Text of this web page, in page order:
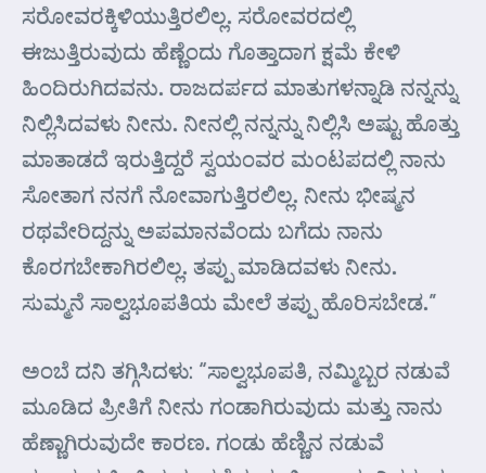
ಸರೋವರಕ್ಕಿಳಿಯುತ್ತಿರಲಿಲ್ಲ. ಸರೋವರದಲ್ಲಿ
ಈಜುತ್ತಿರುವುದು ಹೆಣ್ಣೆಂದು ಗೊತ್ತಾದಾಗ ಕ್ಷಮೆ ಕೇಳಿ
ಹಿಂದಿರುಗಿದವನು. ರಾಜದರ್ಪದ ಮಾತುಗಳನ್ನಾಡಿ ನನ್ನನ್ನು
ನಿಲ್ಲಿಸಿದವಳು ನೀನು. ನೀನಲ್ಲಿ ನನ್ನನ್ನು ನಿಲ್ಲಿಸಿ ಅಷ್ಟು ಹೊತ್ತು
ಮಾತಾಡದೆ ಇರುತ್ತಿದ್ದರೆ ಸ್ವಯಂವರ ಮಂಟಪದಲ್ಲಿ ನಾನು
ಸೋತಾಗ ನನಗೆ ನೋವಾಗುತ್ತಿರಲಿಲ್ಲ. ನೀನು ಭೀಷ್ಮನ
ರಥವೇರಿದ್ದನ್ನು ಅಪಮಾನವೆಂದು ಬಗೆದು ನಾನು
ಕೊರಗಬೇಕಾಗಿರಲಿಲ್ಲ. ತಪ್ಪು ಮಾಡಿದವಳು ನೀನು.
ಸುಮ್ಮನೆ ಸಾಲ್ವಭೂಪತಿಯ ಮೇಲೆ ತಪ್ಪು ಹೊರಿಸಬೇಡ.”
ಅಂಬೆ ದನಿ ತಗ್ಗಿಸಿದಳು: “ಸಾಲ್ವಭೂಪತಿ, ನಮ್ಮಿಬ್ಬರ ನಡುವೆ
ಮೂಡಿದ ಪ್ರೀತಿಗೆ ನೀನು ಗಂಡಾಗಿರುವುದು ಮತ್ತು ನಾನು
ಹೆಣ್ಣಾಗಿರುವುದೇ ಕಾರಣ. ಗಂಡು ಹೆಣ್ಣಿನ ನಡುವೆ